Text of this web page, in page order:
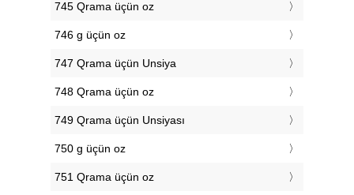
745 Qrama üçün oz
746 g üçün oz
747 Qrama üçün Unsiya
748 Qrama üçün oz
749 Qrama üçün Unsiyası
750 g üçün oz
751 Qrama üçün oz